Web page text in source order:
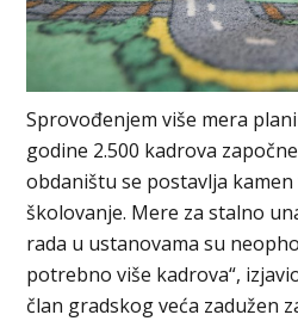
Sprovođenjem više mera
godine 2.500 kadrova
obdaništu se postavlja kamen
školovanje. Mere za stalno
rada u ustanovama su
potrebno više kadrova“,
član gradskog veća zadužen